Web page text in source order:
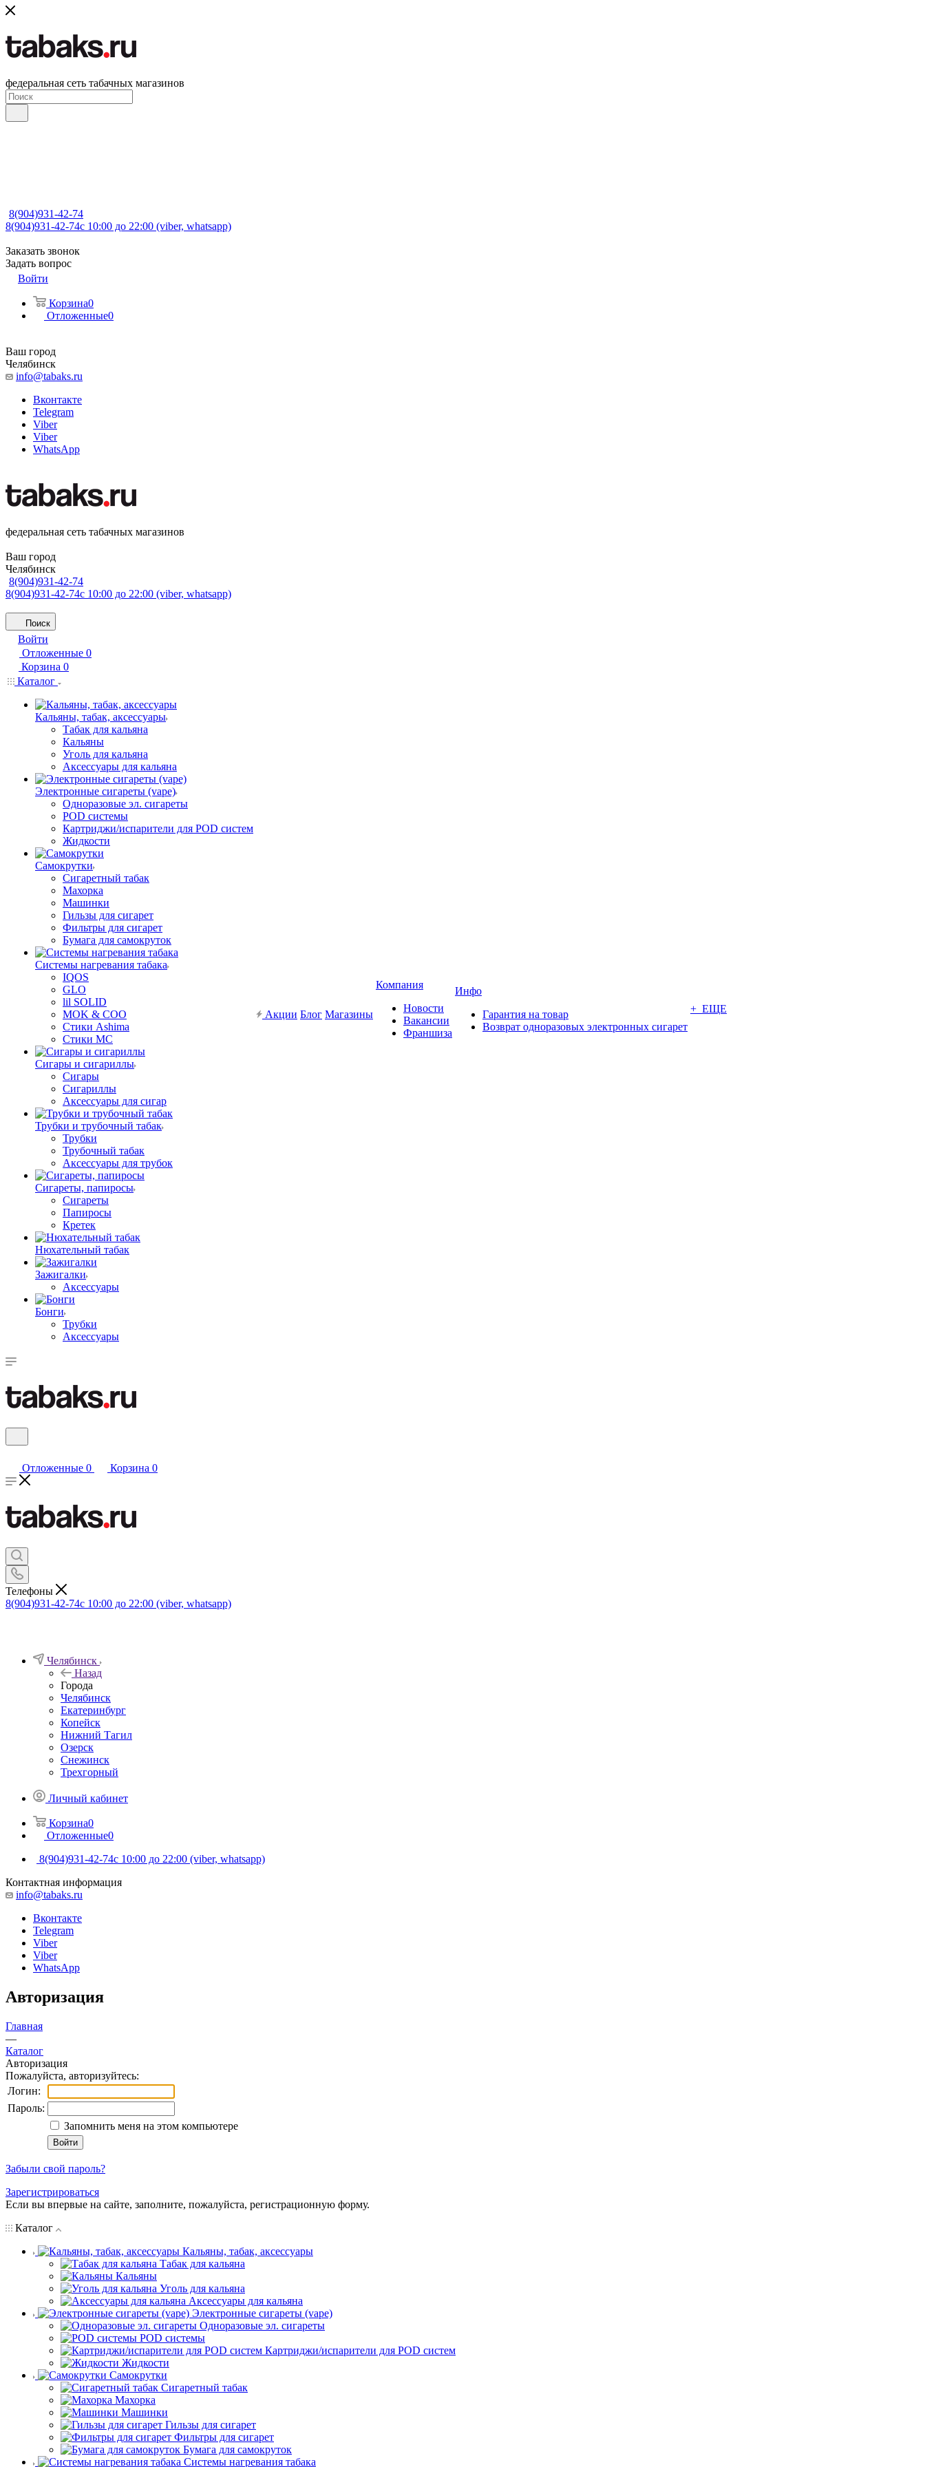
федеральная сеть табачных магазинов
8(904)931-42-74
8(904)931-42-74с 10:00 до 22:00 (viber, whatsapp)
Заказать звонок
Задать вопрос
Войти
Корзина0
Отложенные0
Ваш город
Челябинск
info@tabaks.ru
Вконтакте
Telegram
Viber
Viber
WhatsApp
федеральная сеть табачных магазинов
Ваш город
Челябинск
8(904)931-42-74
8(904)931-42-74с 10:00 до 22:00 (viber, whatsapp)
Поиск
Войти
Отложенные 0
Корзина 0
Каталог
Кальяны, табак, аксессуары
Табак для кальяна
Кальяны
Уголь для кальяна
Аксессуары для кальяна
Электронные сигареты (vape)
Одноразовые эл. сигареты
POD системы
Картриджи/испарители для POD систем
Жидкости
Самокрутки
Сигаретный табак
Махорка
Машинки
Гильзы для сигарет
Фильтры для сигарет
Бумага для самокруток
Системы нагревания табака
IQOS
GLO
lil SOLID
MOK & COO
Стики Ashima
Стики MC
Сигары и сигариллы
Сигары
Сигариллы
Аксессуары для сигар
Трубки и трубочный табак
Трубки
Трубочный табак
Аксессуары для трубок
Сигареты, папиросы
Сигареты
Папиросы
Кретек
Нюхательный табак
Зажигалки
Аксессуары
Бонги
Трубки
Аксессуары
Акции Блог Магазины
Компания
Новости
Вакансии
Франшиза
Инфо
Гарантия на товар
Возврат одноразовых электронных сигарет
+ ЕЩЕ
Отложенные 0 Корзина 0
Телефоны
8(904)931-42-74с 10:00 до 22:00 (viber, whatsapp)
Челябинск
Назад
Города
Челябинск
Екатеринбург
Копейск
Нижний Тагил
Озерск
Снежинск
Трехгорный
Личный кабинет
Корзина0
Отложенные0
8(904)931-42-74с 10:00 до 22:00 (viber, whatsapp)
Контактная информация
info@tabaks.ru
Вконтакте
Telegram
Viber
Viber
WhatsApp
Авторизация
Главная
—
Каталог
Авторизация
Пожалуйста, авторизуйтесь:
Логин:
Пароль:
Запомнить меня на этом компьютере
Забыли свой пароль?
Зарегистрироваться
Если вы впервые на сайте, заполните, пожалуйста, регистрационную форму.
Каталог
Кальяны, табак, аксессуары
Табак для кальяна
Кальяны
Уголь для кальяна
Аксессуары для кальяна
Электронные сигареты (vape)
Одноразовые эл. сигареты
POD системы
Картриджи/испарители для POD систем
Жидкости
Самокрутки
Сигаретный табак
Махорка
Машинки
Гильзы для сигарет
Фильтры для сигарет
Бумага для самокруток
Системы нагревания табака